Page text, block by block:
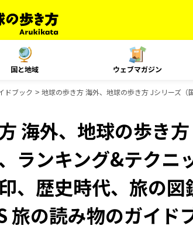
国と地域 ウェブマガジン
ドブック 地球の歩き方 海外、地球の歩き方 Jシリーズ（
海外、地球の歩き
ランキング&テクニ
、歴史時代、旅の図
旅の読み物のガイド